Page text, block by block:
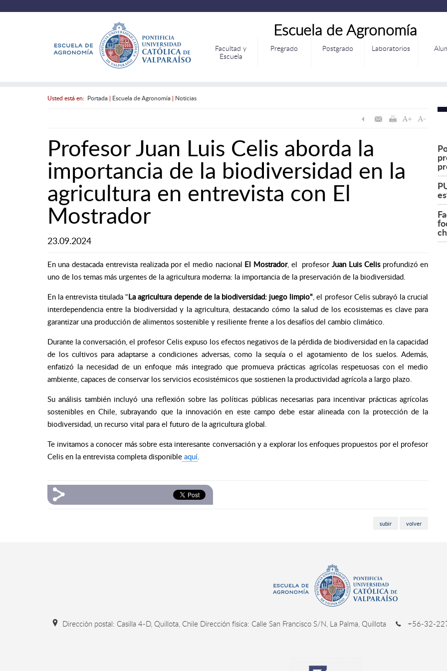
Escuela de Agronomía
Facultad y
Escuela
Pregrado Postgrado Laboratorios
Usted está en: Portada| Escuela de Agronomía| Noticias
Profesor Juan Luis Celis aborda la
importancia de la biodiversidad en la
agricultura en entrevista con El
Mostrador
23.09.2024
En una destacada entrevista realizada por el medio nacional El Mostrador, el profesorJuan Luis Celisprofundizó en
uno de los temas más urgentes de la agricultura moderna: la importancia de la preservación de la biodiversidad.
En la entrevista titulada "La agricultura depende de la biodiversidad: juego limpio", el profesor Celis subrayó la crucial
interdependencia entre la biodiversidad y la agricultura, destacando cómo la salud de los ecosistemas es clave para
garantizar una producción de alimentos sostenible y resiliente frente a los desafíos del cambio climático.
Durante la conversación, el profesor Celis expuso los efectos negativos de la pérdida de biodiversidad en la capacidad
de los cultivos para adaptarse a condiciones adversas, como la sequía o el agotamiento de los suelos. Además,
enfatizó la necesidad de un enfoque más integrado que promueva prácticas agrícolas respetuosas con el medio
ambiente, capaces de conservar los servicios ecosistémicos que sostienen la productividad agrícola a largo plazo.
Su análisis también incluyó una reflexión sobre las políticas públicas necesarias para incentivar prácticas agrícolas
sostenibles en Chile, subrayando que la innovación en este campo debe estar alineada con la protección de la
biodiversidad, un recurso vital para el futuro de la agricultura global.
Te invitamos a conocer más sobre esta interesante conversación y a explorar los enfoques propuestos por el profesor
Celis en la entrevista completa disponible aquí.
subir volver
Dirección postal: Casilla 4-D, Quillota, Chile Dirección física: Calle San Francisco S/N, La Palma, Quillota +56-32-